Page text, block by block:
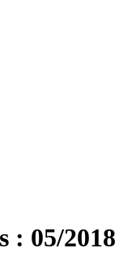
: 05/2018